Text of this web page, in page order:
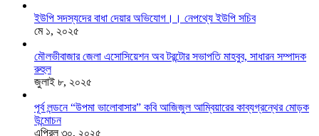
ইউপি সদস্যদের বাধা দেয়ার অভিযোগ।। নেপথ্যে ইউপি সচিব
মে ১, ২০২৫
মৌলভীবাজার জেলা এসোসিয়েশন অব টরন্টোর সভাপতি মাহবুব, সাধারন সম্পাদক
রুহুল
জুলাই ৮, ২০২৫
পূর্ব লন্ডনে “উপমা ভালোবাসার” কবি আজিজুল আম্বিয়ারের কাব্যগ্রন্থের মোড়ক
উন্মোচন
এপ্রিল ৩০, ২০২৫